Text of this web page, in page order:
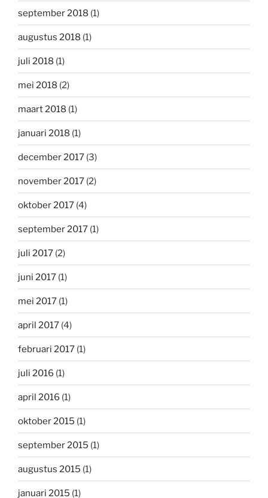
september 2018 (1)
augustus 2018 (1)
juli 2018 (1)
mei 2018 (2)
maart 2018 (1)
januari 2018 (1)
december 2017 (3)
november 2017 (2)
oktober 2017 (4)
september 2017 (1)
juli 2017 (2)
juni 2017 (1)
mei 2017 (1)
april 2017 (4)
februari 2017 (1)
juli 2016 (1)
april 2016 (1)
oktober 2015 (1)
september 2015 (1)
augustus 2015 (1)
januari 2015 (1)